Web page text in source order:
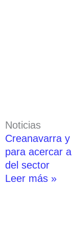
Noticias
Creanavarra
para acercar
del sector
Leer más »